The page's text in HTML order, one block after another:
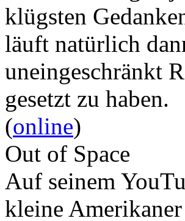
klügsten
läuft natürlich
uneingeschränkt
gesetzt zu
(online)
Out of Space
Auf seinem
kleine